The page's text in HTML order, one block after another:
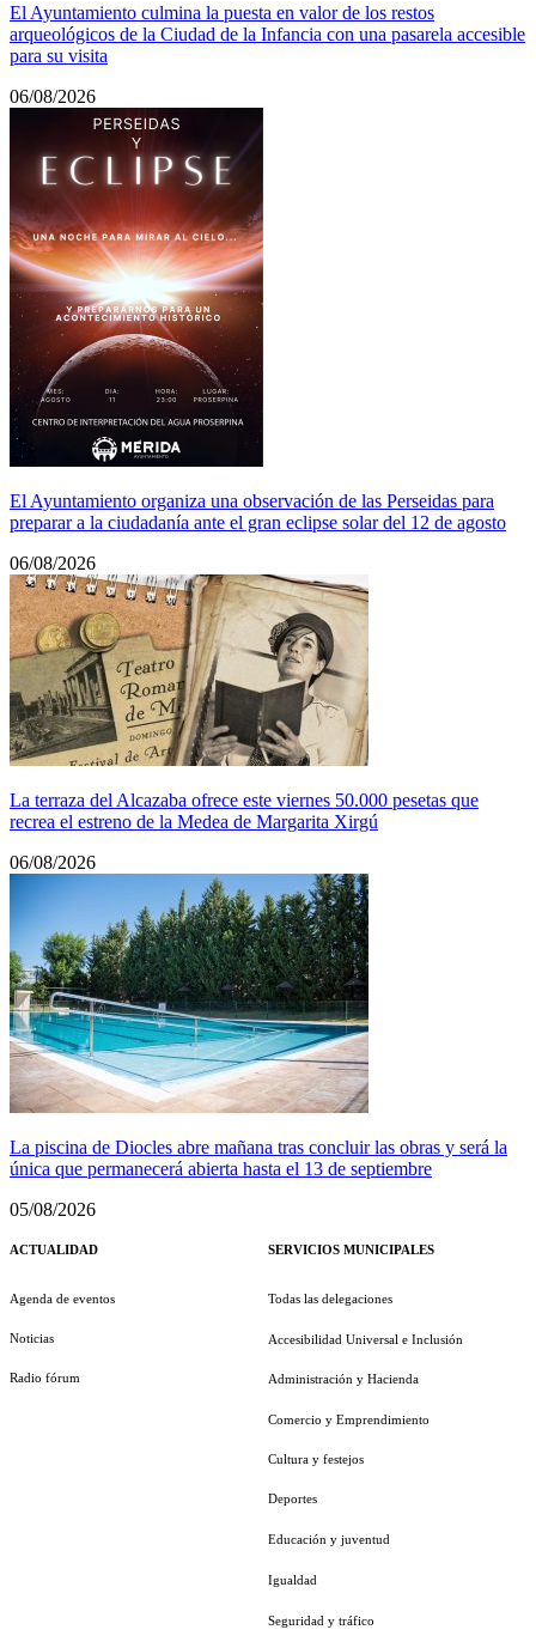
El Ayuntamiento culmina la puesta en valor de los restos
arqueológicos de la Ciudad de la Infancia con una pasarela accesible
para su visita
06/08/2026
El Ayuntamiento organiza una observación de las Perseidas para
preparar a la ciudadanía ante el gran eclipse solar del 12 de agosto
06/08/2026
La terraza del Alcazaba ofrece este viernes 50.000 pesetas que
recrea el estreno de la Medea de Margarita Xirgú
06/08/2026
La piscina de Diocles abre mañana tras concluir las obras y será la
única que permanecerá abierta hasta el 13 de septiembre
05/08/2026
ACTUALIDAD
Agenda de eventos
Noticias
Radio fórum
SERVICIOS MUNICIPALES
Todas las delegaciones
Accesibilidad Universal e Inclusión
Administración y Hacienda
Comercio y Emprendimiento
Cultura y festejos
Deportes
Educación y juventud
Igualdad
Seguridad y tráfico